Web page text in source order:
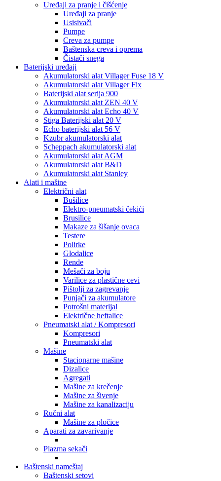
Uređaji za pranje i čišćenje
Uređaji za pranje
Usisivači
Pumpe
Creva za pumpe
Baštenska creva i oprema
Čistači snega
Baterijski uređaji
Akumulatorski alat Villager Fuse 18 V
Akumulatorski alat Villager Fix
Baterijski alat serija 900
Akumulatorski alat ZEN 40 V
Akumulatorski alat Echo 40 V
Stiga Baterijski alat 20 V
Echo baterijski alat 56 V
Kzubr akumulatorski alat
Scheppach akumulatorski alat
Akumulatorski alat AGM
Akumulatorski alat B&D
Akumulatorski alat Stanley
Alati i mašine
Električni alat
Bušilice
Elektro-pneumatski čekići
Brusilice
Makaze za šišanje ovaca
Testere
Polirke
Glodalice
Rende
Mešači za boju
Varilice za plastične cevi
Pištolji za zagrevanje
Punjači za akumulatore
Potrošni materijal
Električne heftalice
Pneumatski alat / Kompresori
Kompresori
Pneumatski alat
Mašine
Stacionarne mašine
Dizalice
Agregati
Mašine za krečenje
Mašine za šivenje
Mašine za kanalizaciju
Ručni alat
Mašine za pločice
Aparati za zavarivanje
Plazma sekači
Baštenski nameštaj
Baštenski setovi